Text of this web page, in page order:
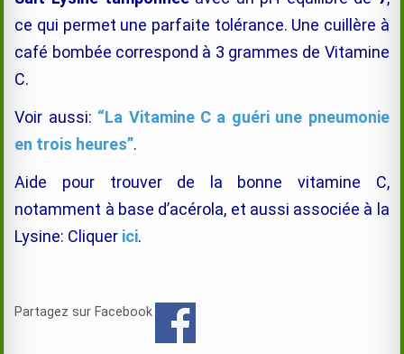
ce qui permet une parfaite tolérance. Une cuillère à
café bombée correspond à 3 grammes de Vitamine
C.
Voir aussi: “La Vitamine C a guéri une pneumonie
en trois heures”.
Aide pour trouver de la bonne vitamine C,
notamment à base d’acérola, et aussi associée à la
Lysine: Cliquer ici.
Partagez sur Facebook